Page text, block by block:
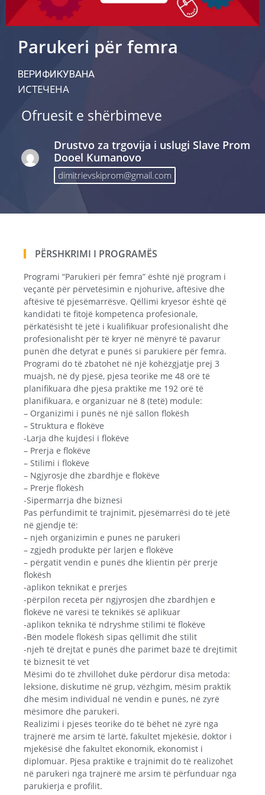
Parukeri për femra
ВЕРИФИКУВАНА
ИСТЕЧЕНА
Ofruesit e shërbimeve
Drustvo za trgovija i uslugi Slave Prom
Dooel Kumanovo
dimitrievskiprom@gmail.com
PËRSHKRIMI I PROGRAMËS
Programi “Parukieri për femra” është një program i
veçantë për përvetësimin e njohurive, aftësive dhe
aftësive të pjesëmarrësve. Qëllimi kryesor është që
kandidati të fitojë kompetenca profesionale,
përkatësisht të jetë i kualifikuar profesionalisht dhe
profesionalisht për të kryer në mënyrë të pavarur
punën dhe detyrat e punës si parukiere për femra.
Programi do të zbatohet në një kohëzgjatje prej 3
muajsh, në dy pjesë, pjesa teorike me 48 orë të
planifikuara dhe pjesa praktike me 192 orë të
planifikuara, e organizuar në 8 (tetë) module:
– Organizimi i punës në një sallon flokësh
– Struktura e flokëve
-Larja dhe kujdesi i flokëve
– Prerja e flokëve
– Stilimi i flokëve
– Ngjyrosje dhe zbardhje e flokëve
– Prerje flokësh
-Sipermarrja dhe biznesi
Pas përfundimit të trajnimit, pjesëmarrësi do të jetë
në gjendje të:
– njeh organizimin e punes ne parukeri
– zgjedh produkte për larjen e flokëve
– përgatit vendin e punës dhe klientin për prerje
flokësh
-aplikon teknikat e prerjes
-përpilon receta për ngjyrosjen dhe zbardhjen e
flokëve në varësi të teknikës së aplikuar
-aplikon teknika të ndryshme stilimi të flokëve
-Bën modele flokësh sipas qëllimit dhe stilit
-njeh të drejtat e punës dhe parimet bazë të drejtimit
të biznesit të vet
Mësimi do të zhvillohet duke përdorur disa metoda:
leksione, diskutime në grup, vëzhgim, mësim praktik
dhe mësim individual në vendin e punës, në zyrë
mësimore dhe parukeri.
Realizimi i pjesës teorike do të bëhet në zyrë nga
trajnerë me arsim të lartë, fakultet mjekësie, doktor i
mjekësisë dhe fakultet ekonomik, ekonomist i
diplomuar. Pjesa praktike e trajnimit do të realizohet
në parukeri nga trajnerë me arsim të përfunduar nga
parukierja e profilit.